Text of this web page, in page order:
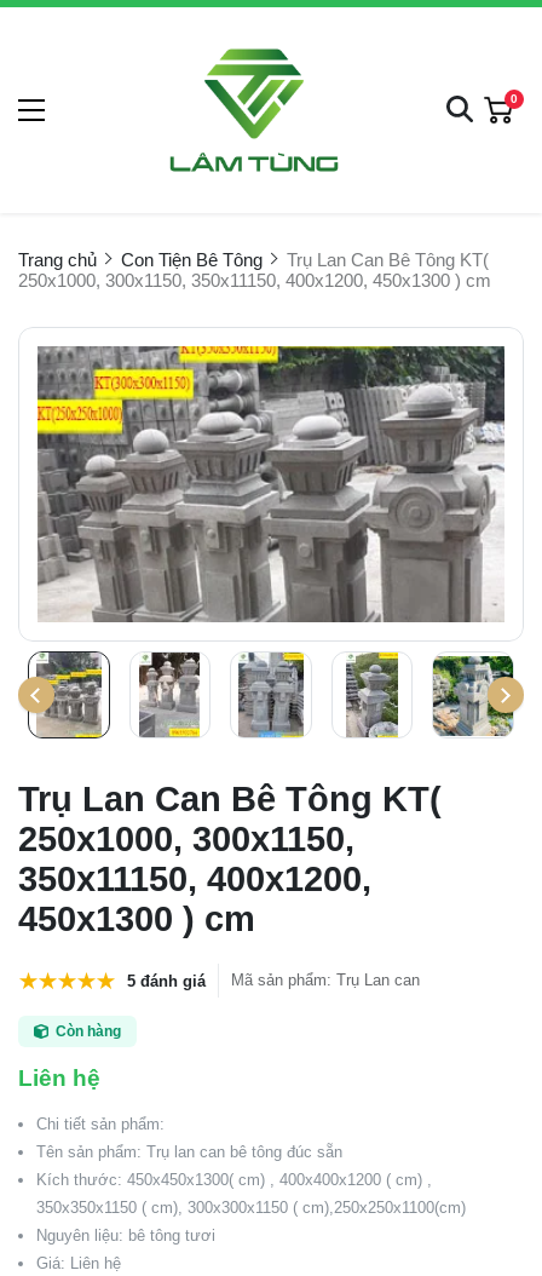
0
Trang chủ Con Tiện Bê Tông
Trụ Lan Can Bê Tông KT(
250x1000, 300x1150, 350x11150, 400x1200, 450x1300 ) cm
Trụ Lan Can Bê Tông KT(
250x1000, 300x1150,
350x11150, 400x1200,
450x1300 ) cm
5 đánh giá Mã sản phẩm: Trụ Lan can
Còn hàng
Liên hệ
Chi tiết sản phẩm:
Tên sản phẩm: Trụ lan can bê tông đúc sẵn
Kích thước: 450x450x1300( cm) , 400x400x1200 ( cm) ,
350x350x1150 ( cm), 300x300x1150 ( cm),250x250x1100(cm)
Nguyên liệu: bê tông tươi
Giá: Liên hệ